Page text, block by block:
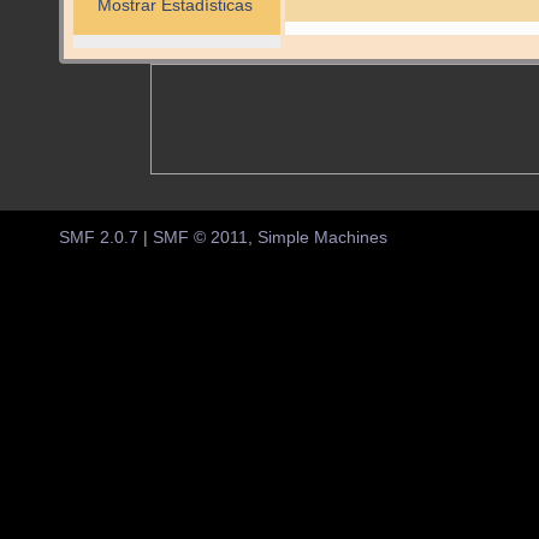
Mostrar Estadísticas
SMF 2.0.7 SMF © 2011, Simple Machines